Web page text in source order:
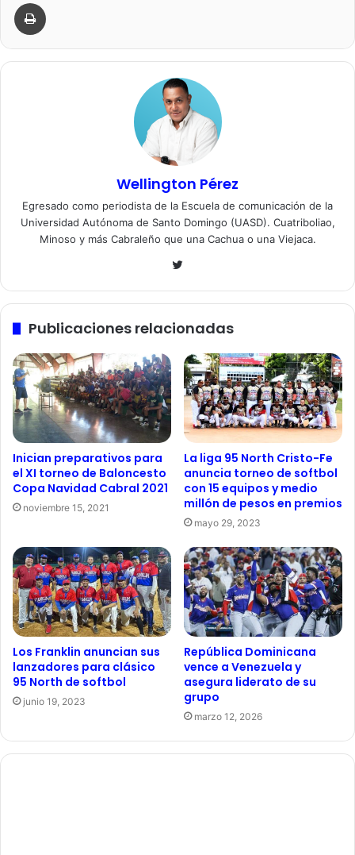
Wellington Pérez
Egresado como periodista de la Escuela de comunicación de la
Universidad Autónoma de Santo Domingo (UASD). Cuatriboliao,
Minoso y más Cabraleño que una Cachua o una Viejaca.
Twitter
Publicaciones relacionadas
Inician preparativos para
el XI torneo de Baloncesto
Copa Navidad Cabral 2021
noviembre 15, 2021
La liga 95 North Cristo-Fe
anuncia torneo de softbol
con 15 equipos y medio
millón de pesos en premios
mayo 29, 2023
Los Franklin anuncian sus
lanzadores para clásico
95 North de softbol
junio 19, 2023
República Dominicana
vence a Venezuela y
asegura liderato de su
grupo
marzo 12, 2026